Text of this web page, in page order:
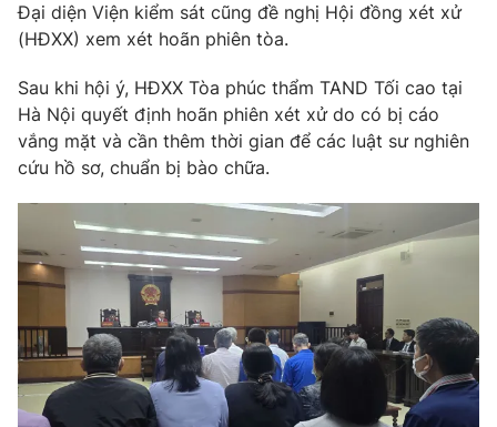
THỜI BÁO VTV
Theo dõi báo trên
Cơ quan chủ quản: Đài Truyền hình Việt Nam
Giấy phép hoạt động báo in và báo điện tử số 483/GP-BTTTT
cấp ngày 29/12/2023
Tổng Biên tập:Vũ Thanh Thủy
Phó Tổng Biên tập:Nguyễn Thị Mỹ Hạnh, Phạm Quốc Thắng,
Nguyễn Trọng Ninh
Tổng đài VTV:024.38 355 931 - 024.38 355 932
Ðiện thoại Thời báo VTV:024.66 897 897
Email:
toasoan@vtv.vn
Đại diện Viện kiểm sát cũng đề nghị Hội đồng xét xử
(HĐXX) xem xét hoãn phiên tòa.
Sau khi hội ý, HĐXX Tòa phúc thẩm TAND Tối cao tại
Hà Nội quyết định hoãn phiên xét xử do có bị cáo
vắng mặt và cần thêm thời gian để các luật sư nghiên
cứu hồ sơ, chuẩn bị bào chữa.